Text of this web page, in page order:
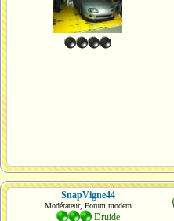
SnapVigne44
Modérateur, Forum modern
Druide